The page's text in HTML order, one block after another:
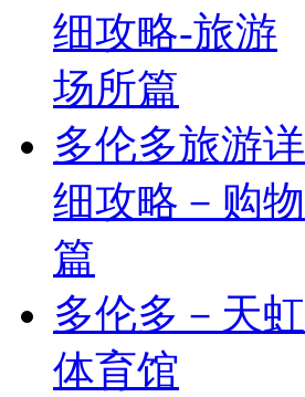
细攻略-旅游
场所篇
多伦多旅游详
细攻略－购物
篇
多伦多－天虹
体育馆